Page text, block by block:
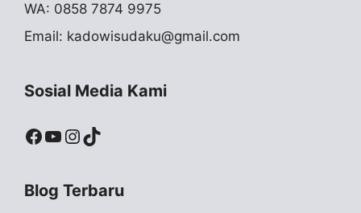
WA: 0858 7874 9975
Email: kadowisudaku@gmail.com
Sosial Media Kami
Facebook
YouTube
Instagram
TikTok
Blog Terbaru